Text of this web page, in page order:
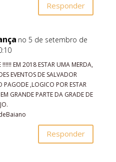
Responder
no 5 de setembro de
!!!!!! EM 2018 ESTAR UMA MERDA,
EVENTOS DE SALVADOR
PAGODE ,LOGICO POR ESTAR
GRANDE PARTE DA GRADE DE
Responder